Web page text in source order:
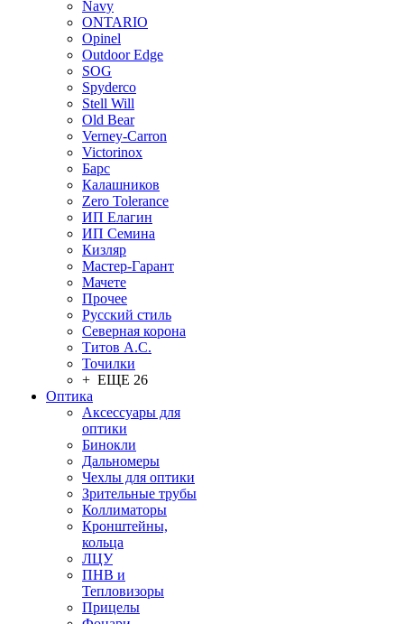
Navy
ONTARIO
Opinel
Outdoor Edge
SOG
Spyderco
Stell Will
Old Bear
Verney-Carron
Victorinox
Барс
Калашников
Zero Tolerance
ИП Елагин
ИП Семина
Кизляр
Мастер-Гарант
Мачете
Прочее
Русский стиль
Северная корона
Титов А.С.
Точилки
+ ЕЩЕ 26
Оптика
Аксессуары для
оптики
Бинокли
Дальномеры
Чехлы для оптики
Зрительные трубы
Коллиматоры
Кронштейны,
кольца
ЛЦУ
ПНВ и
Тепловизоры
Прицелы